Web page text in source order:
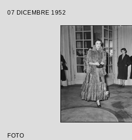
07 DICEMBRE 1952
FOTO